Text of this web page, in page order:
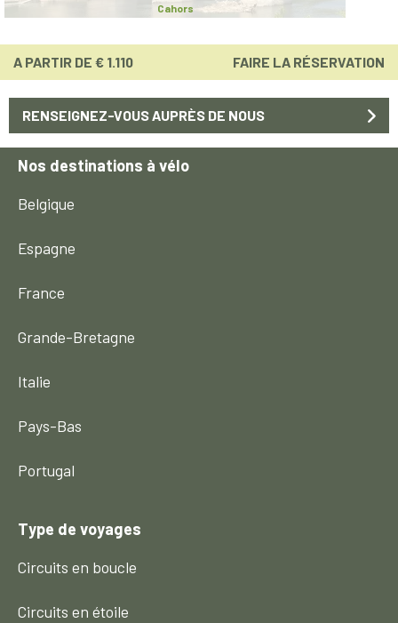
Cahors
A PARTIR DE € 1.110 FAIRE LA RÉSERVATION
RENSEIGNEZ-VOUS AUPRÈS DE NOUS
Nos destinations à vélo
Belgique
Espagne
France
Grande-Bretagne
Italie
Pays-Bas
Portugal
Type de voyages
Circuits en boucle
Circuits en étoile